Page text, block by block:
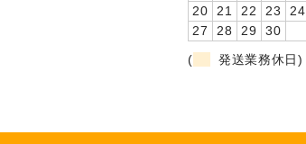
20
21 22 23 24
27
28 29
30
(
発送業務休日)